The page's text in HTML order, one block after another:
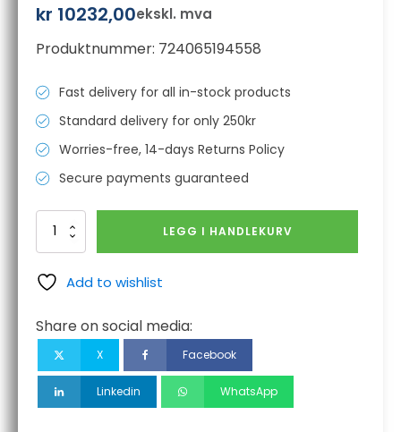
kr 10232,00ekskl. mva
Produktnummer: 724065194558
Fast delivery for all in-stock products
Standard delivery for only 250kr
Worries-free, 14-days Returns Policy
Secure payments guaranteed
Plasma
(340°C)
420-
antall
LEGG I HANDLEKURV
Add to wishlist
Share on social media:
X Facebook
Linkedin WhatsApp